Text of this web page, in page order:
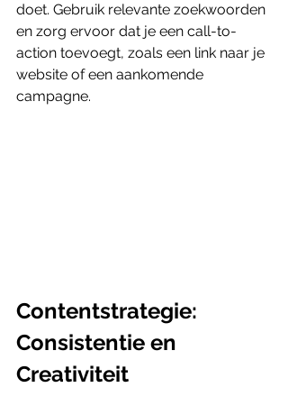
doet. Gebruik relevante zoekwoorden
en zorg ervoor dat je een call-to-
action toevoegt, zoals een link naar je
website of een aankomende
campagne.
Contentstrategie:
Consistentie en
Creativiteit